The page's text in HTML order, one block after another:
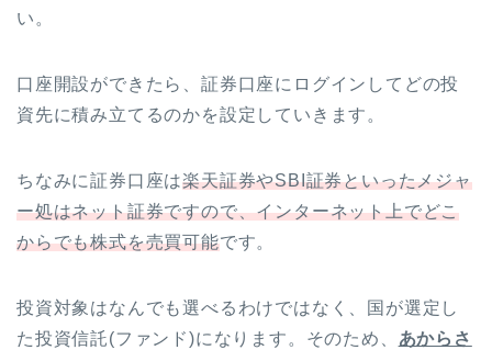
い。
口座開設ができたら、証券口座にログインしてどの投
資先に積み立てるのかを設定していきます。
ちなみに証券口座は楽天証券やSBI証券といったメジャ
ー処はネット証券ですので、インターネット上でどこ
からでも株式を売買可能です。
投資対象はなんでも選べるわけではなく、国が選定し
た投資信託(ファンド)になります。そのため、 あからさ